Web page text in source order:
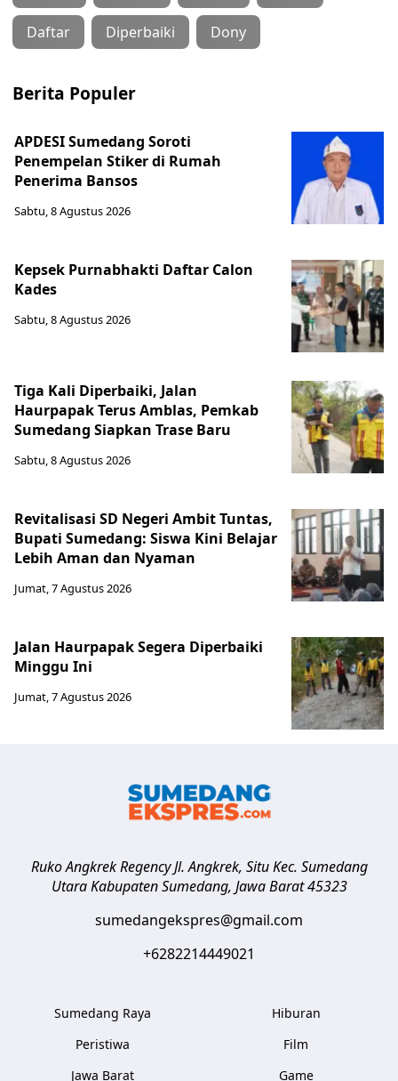
Daftar Diperbaiki Dony
Berita Populer
APDESI Sumedang Soroti
Penempelan Stiker di Rumah
Penerima Bansos
Sabtu, 8 Agustus 2026
Kepsek Purnabhakti Daftar Calon
Kades
Sabtu, 8 Agustus 2026
Tiga Kali Diperbaiki, Jalan
Haurpapak Terus Amblas, Pemkab
Sumedang Siapkan Trase Baru
Sabtu, 8 Agustus 2026
Revitalisasi SD Negeri Ambit Tuntas,
Bupati Sumedang: Siswa Kini Belajar
Lebih Aman dan Nyaman
Jumat, 7 Agustus 2026
Jalan Haurpapak Segera Diperbaiki
Minggu Ini
Jumat, 7 Agustus 2026
Ruko Angkrek Regency Jl. Angkrek, Situ Kec. Sumedang
Utara Kabupaten Sumedang, Jawa Barat 45323
sumedangekspres@gmail.com
+6282214449021
Sumedang Raya
Peristiwa
Jawa Barat
Hiburan
Film
Game